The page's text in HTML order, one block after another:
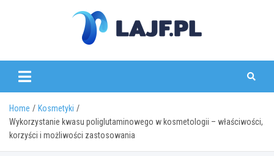
lajf.pl
Home
Kosmetyki
Wykorzystanie kwasu poliglutaminowego w kosmetologii – właściwości,
korzyści i możliwości zastosowania